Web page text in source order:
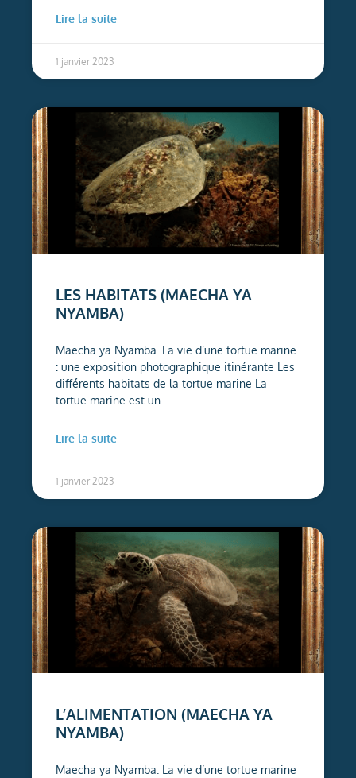
Lire la suite
1 janvier 2023
LES HABITATS (MAECHA YA
NYAMBA)
Maecha ya Nyamba. La vie d’une tortue marine
: une exposition photographique itinérante Les
différents habitats de la tortue marine La
tortue marine est un
Lire la suite
1 janvier 2023
L’ALIMENTATION (MAECHA YA
NYAMBA)
Maecha ya Nyamba. La vie d’une tortue marine